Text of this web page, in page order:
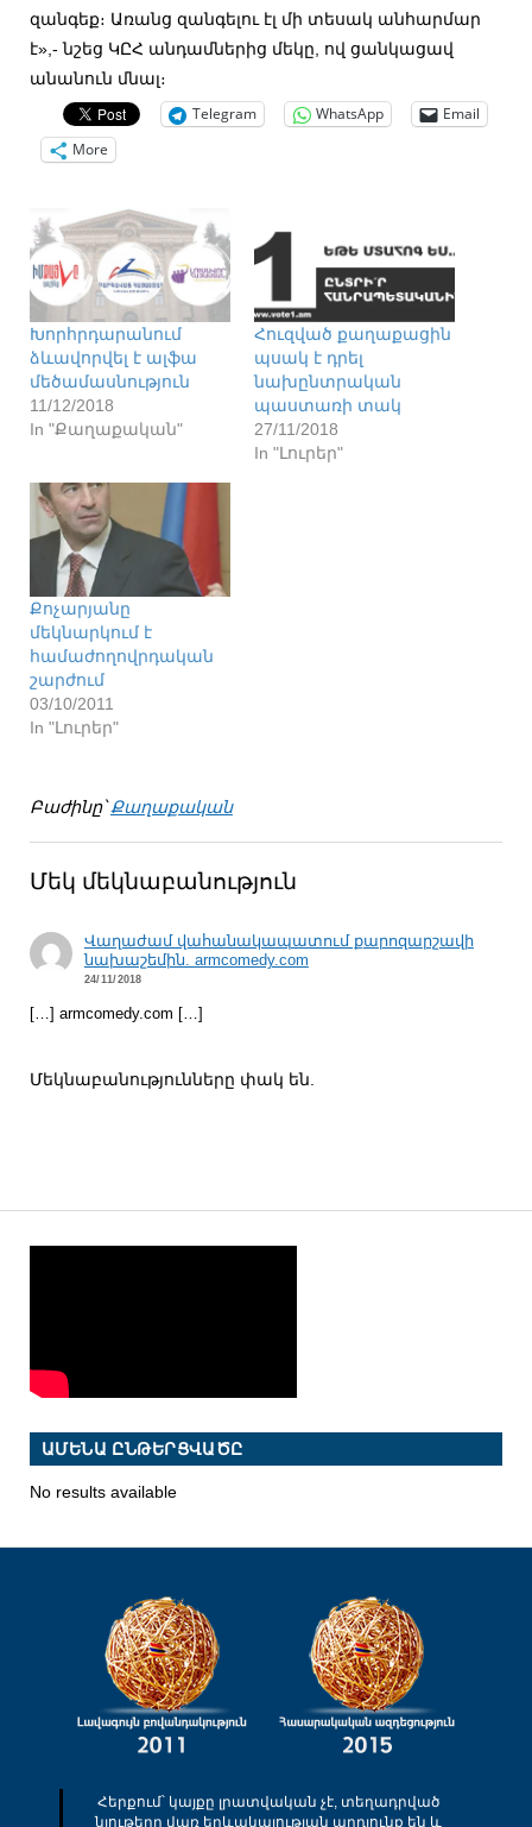
զանգեք։ Առանց զանգելու էլ մի տեսակ անհարմար
է»,- նշեց ԿԸՀ անդամներից մեկը, ով ցանկացավ
անանուն մնալ։
Telegram WhatsApp
Email
More
Խորհրդարանում
ձևավորվել է ալֆա
մեծամասնություն
11/12/2018
In "Քաղաքական"
Հուզված քաղաքացին
պսակ է դրել
նախընտրական
պաստառի տակ
27/11/2018
In "Լուրեր"
Քոչարյանը
մեկնարկում է
համաժողովրդական
շարժում
03/10/2011
In "Լուրեր"
Բաժինը՝Քաղաքական
Մեկ մեկնաբանություն
Վաղաժամ վահանակապատում քարոզարշավի
նախաշեմին. armcomedy.com
24/11/2018
[…] armcomedy.com […]
Մեկնաբանությունները փակ են.
ԱՄԵՆԱ ԸՆԹԵՐՑՎԱԾԸ
No results available
Հերքում՝ կայքը լրատվական չէ, տեղադրված
նյութերը վառ երևակայության արդյունք են և